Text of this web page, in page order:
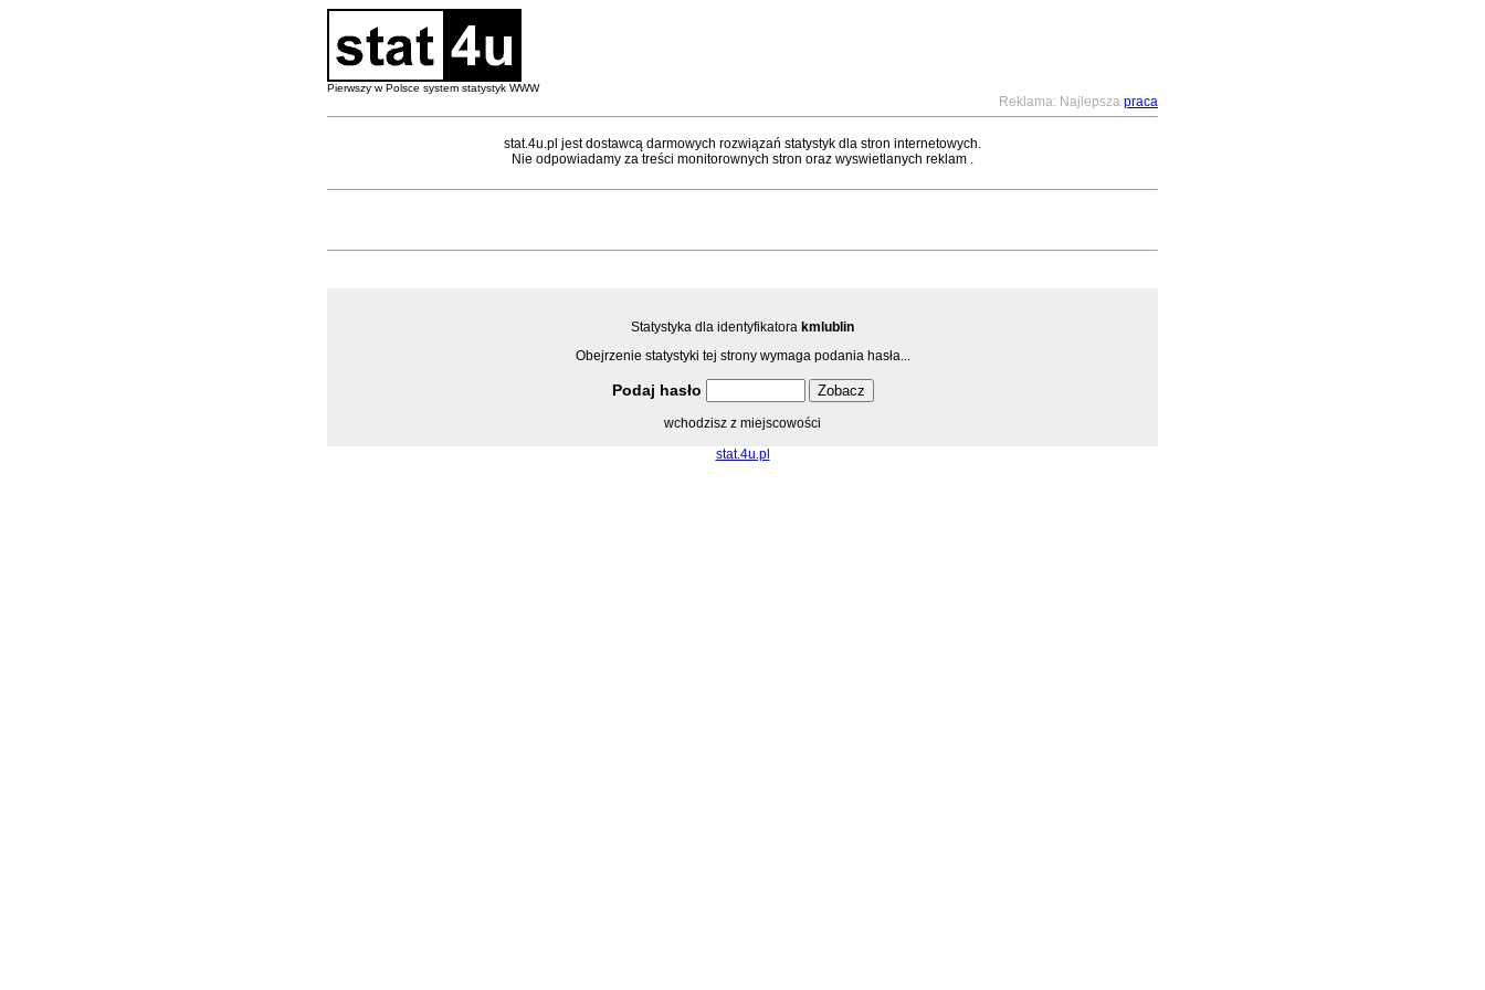
Pierwszy w Polsce system statystyk WWW
Reklama: Najlepsza praca
stat.4u.pl jest dostawcą darmowych rozwiązań statystyk dla stron internetowych.
Nie odpowiadamy za treści monitorownych stron oraz wyswietlanych reklam .
Statystyka dla identyfikatora kmlublin
Obejrzenie statystyki tej strony wymaga podania hasła...
Podaj hasło
wchodzisz z miejscowości
stat.4u.pl